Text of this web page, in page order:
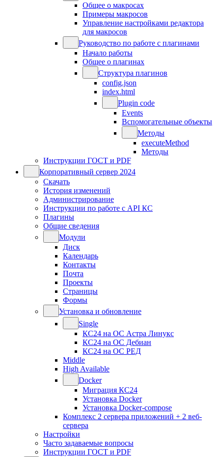
Общее о макросах
Примеры макросов
Управление настройками редактора
для макросов
Руководство по работе с плагинами
Начало работы
Общее о плагинах
Структура плагинов
config.json
index.html
Plugin code
Events
Вспомогательные объекты
Методы
executeMethod
Методы
Инструкции ГОСТ и PDF
Корпоративный сервер 2024
Скачать
История изменений
Администрирование
Инструкции по работе с API КС
Плагины
Общие сведения
Модули
Диск
Календарь
Контакты
Почта
Проекты
Страницы
Формы
Установка и обновление
Single
КС24 на ОС Астра Линукс
КС24 на ОС Дебиан
КС24 на ОС РЕД
Middle
High Available
Docker
Миграция КС24
Установка Docker
Установка Docker-compose
Комплекс 2 сервера приложений + 2 веб-
сервера
Настройки
Часто задаваемые вопросы
Инструкции ГОСТ и PDF